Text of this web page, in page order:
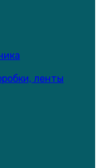
ленты